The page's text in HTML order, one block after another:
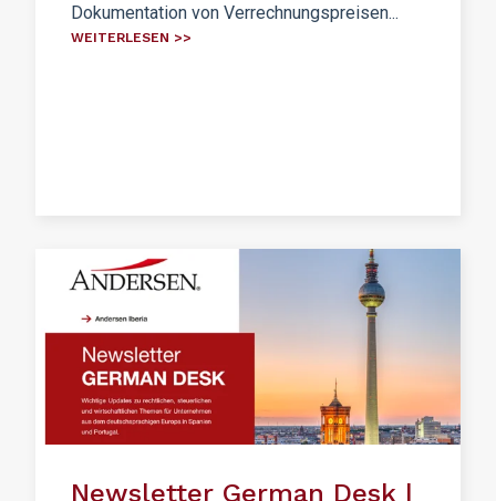
Dokumentation von Verrechnungspreisen...
WEITERLESEN >>
Newsletter German Desk |